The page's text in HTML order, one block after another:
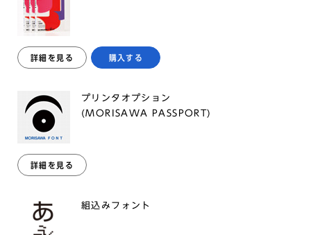
詳細を見る 購入する
プリンタオプション
(MORISAWA PASSPORT)
詳細を見る
組込みフォント